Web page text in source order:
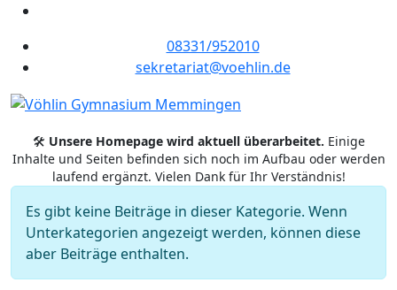
08331/952010
sekretariat@voehlin.de
🛠️ Unsere Homepage wird aktuell überarbeitet. Einige
Inhalte und Seiten befinden sich noch im Aufbau oder werden
laufend ergänzt. Vielen Dank für Ihr Verständnis!
Information
Es gibt keine Beiträge in dieser Kategorie. Wenn
Unterkategorien angezeigt werden, können diese
aber Beiträge enthalten.